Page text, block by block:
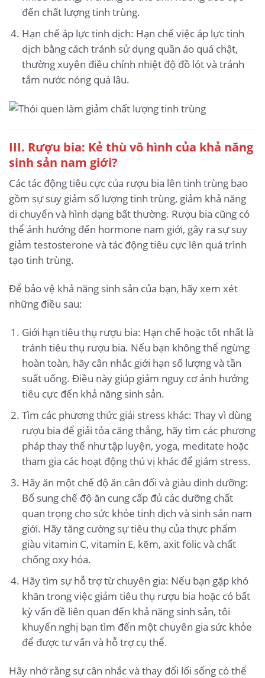
đến chất lượng tinh trùng.
Hạn chế áp lực tinh dịch: Hạn chế việc áp lực tinh
dịch bằng cách tránh sử dụng quần áo quá chật,
thường xuyên điều chỉnh nhiệt độ đồ lót và tránh
tắm nước nóng quá lâu.
III. Rượu bia: Kẻ thù vô hình của khả năng
sinh sản nam giới?
Các tác động tiêu cực của rượu bia lên tinh trùng bao
gồm sự suy giảm số lượng tinh trùng, giảm khả năng
di chuyển và hình dạng bất thường. Rượu bia cũng có
thể ảnh hưởng đến hormone nam giới, gây ra sự suy
giảm testosterone và tác động tiêu cực lên quá trình
tạo tinh trùng.
Để bảo vệ khả năng sinh sản của bạn, hãy xem xét
những điều sau:
Giới hạn tiêu thụ rượu bia: Hạn chế hoặc tốt nhất là
tránh tiêu thụ rượu bia. Nếu bạn không thể ngừng
hoàn toàn, hãy cân nhắc giới hạn số lượng và tần
suất uống. Điều này giúp giảm nguy cơ ảnh hưởng
tiêu cực đến khả năng sinh sản.
Tìm các phương thức giải stress khác: Thay vì dùng
rượu bia để giải tỏa căng thẳng, hãy tìm các phương
pháp thay thế như tập luyện, yoga, meditate hoặc
tham gia các hoạt động thú vị khác để giảm stress.
Hãy ăn một chế độ ăn cân đối và giàu dinh dưỡng:
Bổ sung chế độ ăn cung cấp đủ các dưỡng chất
quan trọng cho sức khỏe tinh dịch và sinh sản nam
giới. Hãy tăng cường sự tiêu thụ của thực phẩm
giàu vitamin C, vitamin E, kẽm, axit folic và chất
chống oxy hóa.
Hãy tìm sự hỗ trợ từ chuyên gia: Nếu bạn gặp khó
khăn trong việc giảm tiêu thụ rượu bia hoặc có bất
kỳ vấn đề liên quan đến khả năng sinh sản, tôi
khuyến nghị bạn tìm đến một chuyên gia sức khỏe
để được tư vấn và hỗ trợ cụ thể.
Hãy nhớ rằng sự cân nhắc và thay đổi lối sống có thể